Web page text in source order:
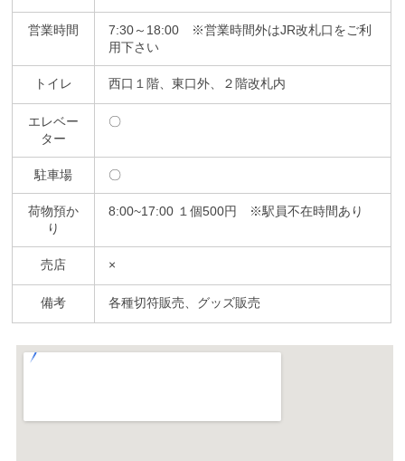
営業時間
7:30～18:00 ※営業時間外はJR改札口をご利
用下さい
トイレ 西口１階、東口外、２階改札内
エレベー
ター
〇
駐車場 〇
荷物預か
り
8:00~17:00 １個500円 ※駅員不在時間あり
売店 ×
備考 各種切符販売、グッズ販売